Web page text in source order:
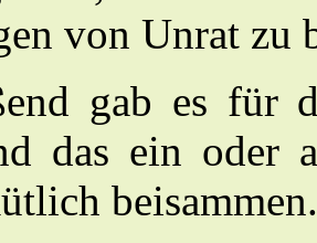
von Unrat zu
gab es für
das ein oder
beisammen.